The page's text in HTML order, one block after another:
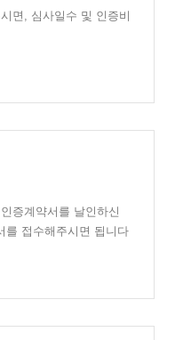
면, 심사일수 및 인증비
증계약서를 날인하신
를 접수해주시면 됩니다